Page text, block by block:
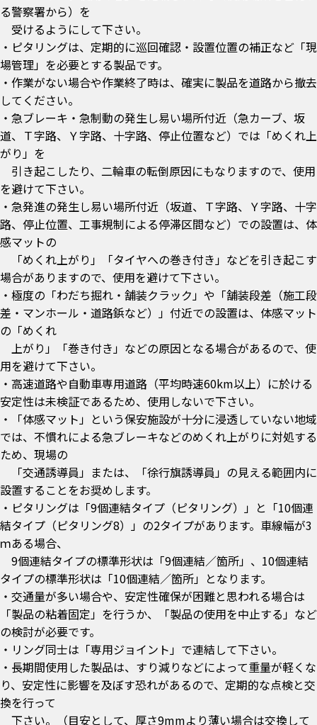
る警察署から）を
受けるようにして下さい。
・ピタリングは、定期的に巡回確認・設置位置の補正など「現
場管理」を必要とする製品です。
・作業がない場合や作業終了時は、確実に製品を道路から撤去
してください。
・急ブレーキ・急制動の発生し易い場所付近（急カーブ、坂
道、Ｔ字路、Ｙ字路、十字路、停止位置など）では「めくれ上
がり」を
引き起こしたり、二輪車の転倒原因にもなりますので、使用
を避けて下さい。
・急発進の発生し易い場所付近（坂道、Ｔ字路、Ｙ字路、十字
路、停止位置、工事規制による停滞区間など）での設置は、体
感マットの
「めくれ上がり」「タイヤへの巻き付き」などを引き起こす
場合がありますので、使用を避けて下さい。
・極度の「わだち掘れ・舗装クラック」や「舗装段差（施工段
差・マンホール・道路鋲など）」付近での設置は、体感マット
の「めくれ
上がり」「巻き付き」などの原因となる場合があるので、使
用を避けて下さい。
・高速道路や自動車専用道路（平均時速60km以上）に於ける
安定性は未検証であるため、使用しないで下さい。
・「体感マット」という保安施設が十分に浸透していない地域
では、不慣れによる急ブレーキなどのめくれ上がりに対処する
ため、現場の
「交通誘導員」または、「徐行旗誘導員」の見える範囲内に
設置することをお奨めします。
・ピタリングは「9個連結タイプ（ピタリング）」と「10個連
結タイプ（ピタリング8）」の2タイプがあります。車線幅が3
ｍある場合、
9個連結タイプの標準形状は「9個連結／箇所」、10個連結
タイプの標準形状は「10個連結／箇所」となります。
・交通量が多い場合や、安定性確保が困難と思われる場合は
「製品の粘着固定」を行うか、「製品の使用を中止する」など
の検討が必要です。
・リング同士は「専用ジョイント」で連結して下さい。
・長期間使用した製品は、すり減りなどによって重量が軽くな
り、安定性に影響を及ぼす恐れがあるので、定期的な点検と交
換を行って
下さい。（目安として、厚さ9mmより薄い場合は交換して